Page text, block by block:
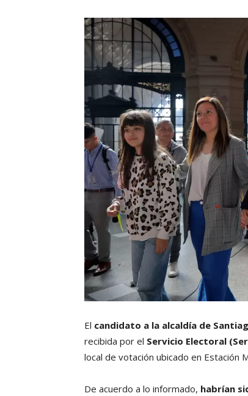
El candidato a la alcaldía de
recibida por el Servicio Electoral
local de votación ubicado en Estación
De acuerdo a lo informado, habrían